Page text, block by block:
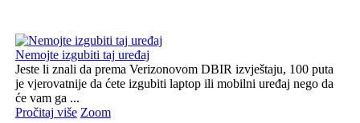
Nemojte izgubiti taj uređaj
Jeste li znali da prema Verizonovom DBIR izvještaju, 100 puta
je vjerovatnije da ćete izgubiti laptop ili mobilni uređaj nego da
će vam ga ...
Pročitaj više Zoom